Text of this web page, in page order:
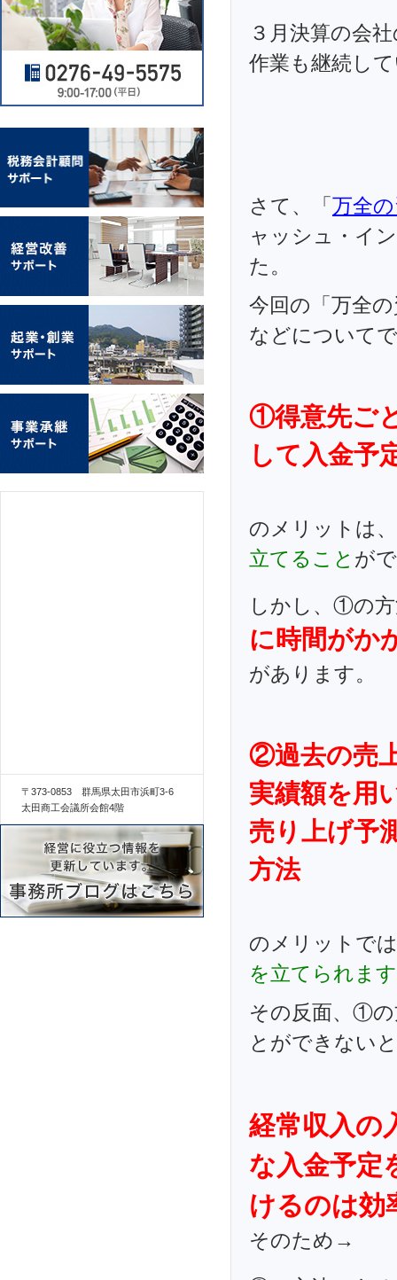
３月決算の会
作業も継続し
さて、「万全
ャッシュ・イ
た。
今回の「万全
などについて
①得意先ご
して入金予
のメリットは、
立てること が
しかし、①の
に時間がか
があります。
②過去の売
実績額を用
売り上げ予
方法
のメリットで
を立てられま
その反面、①の
とができない
経常収入の
な入金予定
けるのは効
そのため→
〒373-0853 群馬県太田市浜町3-6
太田商工会議所会館4階